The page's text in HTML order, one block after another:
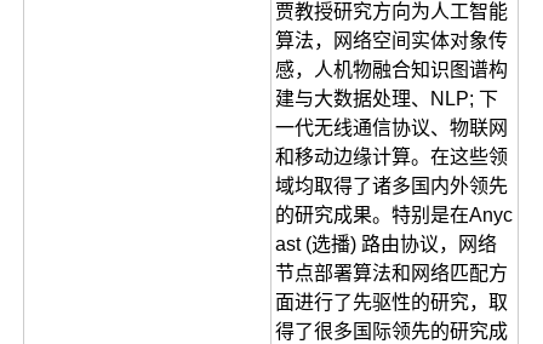
贾教授研究方向为人工智能
算法，网络空间实体对象传
感，人机物融合知识图谱构
建与大数据处理、NLP; 下
一代无线通信协议、物联网
和移动边缘计算。在这些领
域均取得了诸多国内外领先
的研究成果。特别是在Anyc
ast (选播) 路由协议，网络
节点部署算法和网络匹配方
面进行了先驱性的研究，取
得了很多国际领先的研究成